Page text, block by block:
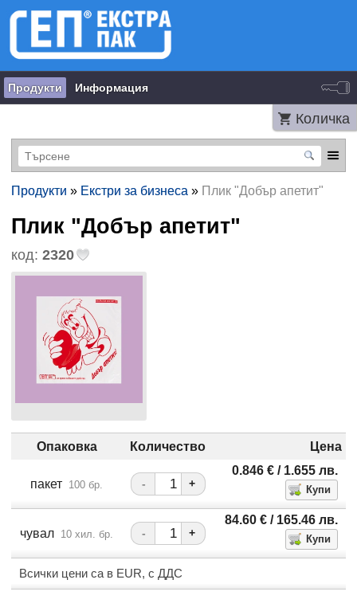
Продукти Информация
Количка
Продукти » Екстри за бизнеса » Плик "Добър апетит"
Плик "Добър апетит"
код: 2320
Опаковка Количество Цена
пакет 100 бр. - +
0.846 €/ 1.655 лв.
чувал 10 хил. бр. - +
84.60 €/ 165.46 лв.
Всички цени са в EUR, с ДДС